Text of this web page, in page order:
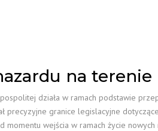
na terenie
działa w ramach podstawie
granice legislacyjne
wejścia w ramach życie